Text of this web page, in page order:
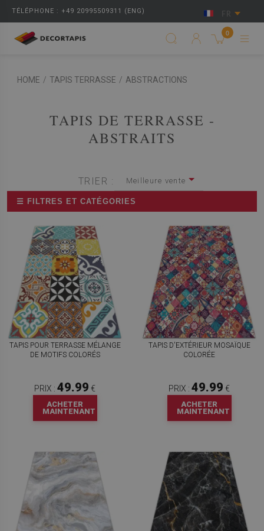
TÉLÉPHONE : +49 20995509311 (ENG) FR
0
HOME / TAPIS TERRASSE / ABSTRACTIONS
TAPIS DE TERRASSE -
ABSTRAITS
TRIER : Meilleure vente
☰ FILTRES ET CATÉGORIES
TAPIS POUR TERRASSE MÉLANGE
DE MOTIFS COLORÉS
PRIX : 49.99 €
ACHETER
MAINTENANT
TAPIS D'EXTÉRIEUR MOSAÏQUE
COLORÉE
PRIX : 49.99 €
ACHETER
MAINTENANT